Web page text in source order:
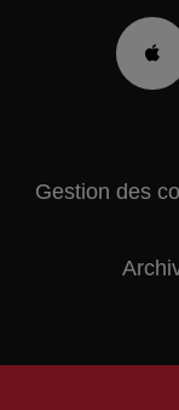
Gestion des